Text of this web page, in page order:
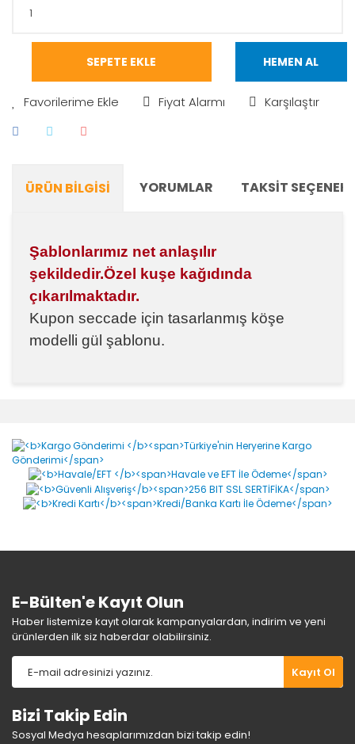
SEPETE EKLE HEMEN AL
Fiyat Alarmı Karşılaştır
ÜRÜN BILGISI YORUMLAR TAKSIT
Şablonlarımız net anlaşılır
şekildedir.Özel kuşe kağıdında
çıkarılmaktadır.
Kupon seccade için tasarlanmış köşe
modelli gül şablonu.
Yorum Yaz
Ürün resmi kalitesiz, bozuk veya görüntülenemiyor.
Ürün açıklamasında eksik bilgiler bulunuyor.
Ürün bilgilerinde hatalar bulunuyor.
E-Bülten'e Kayıt Olun
Haber listemize kayıt olarak kampanyalardan, indirim ve yeni
ürünlerden ilk siz haberdar olabilirsiniz.
Kayıt Ol
Bizi Takip Edin
Sosyal Medya hesaplarımızdan bizi takip edin!